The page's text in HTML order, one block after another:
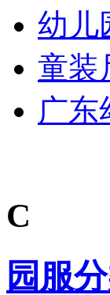
幼儿
童装
广东
C
园服